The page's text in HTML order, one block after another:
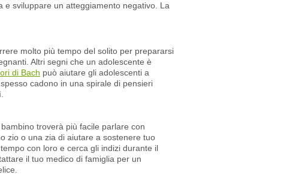
e sviluppare un atteggiamento negativo. La
molto più tempo del solito per prepararsi
Altri segni che un adolescente è
di Bach può aiutare gli adolescenti a
cadono in una spirale di pensieri
troverà più facile parlare con
zio o una zia di aiutare a sostenere tuo
con loro e cerca gli indizi durante il
il tuo medico di famiglia per un